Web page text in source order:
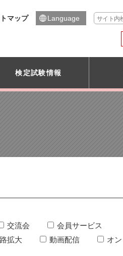
マップ Language
検定試験情報
交流会
会員サービス
拡大
動画配信 オン